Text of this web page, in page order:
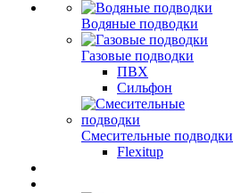
Водяные подводки
Газовые подводки
ПВХ
Сильфон
Смесительные подводки
Flexitup